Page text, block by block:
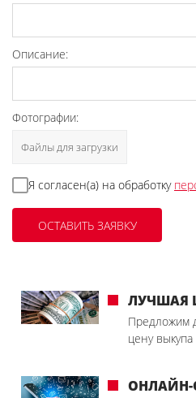
Описание:
Фотографии:
Файлы для загрузки
Я согласен(а) на обработку
ЛУЧШАЯ
Предложим
цену выкупа
ОНЛАЙН-